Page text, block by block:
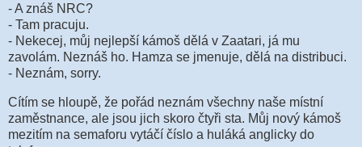
- A znáš NRC?
- Tam pracuju.
- Nekecej, můj nejlepší kámoš dělá v Zaatari, já mu
zavolám. Neznáš ho. Hamza se jmenuje, dělá na distribuci.
- Neznám, sorry.
Cítím se hloupě, že pořád neznám všechny naše místní
zaměstnance, ale jsou jich skoro čtyři sta. Můj nový kámoš
mezitím na semaforu vytáčí číslo a huláká anglicky do